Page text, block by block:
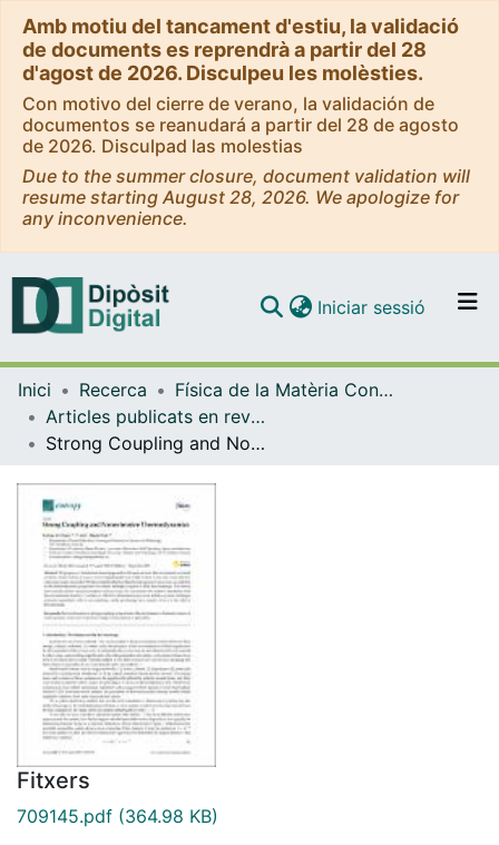
Amb motiu del tancament d'estiu, la validació
de documents es reprendrà a partir del 28
d'agost de 2026. Disculpeu les molèsties.
Con motivo del cierre de verano, la validación de
documentos se reanudará a partir del 28 de agosto
de 2026. Disculpad las molestias
Due to the summer closure, document validation will
resume starting August 28, 2026. We apologize for
any inconvenience.
Navega per tot el DD
Com publicar
Iniciar sessió (current)
Inici Recerca
Física de la Matèria Condensada
Articles publicats en revistes (Física de la Matèria Condensada)
Strong Coupling and Nonextensive Thermodynamics
Fitxers
709145.pdf (364.98 KB)